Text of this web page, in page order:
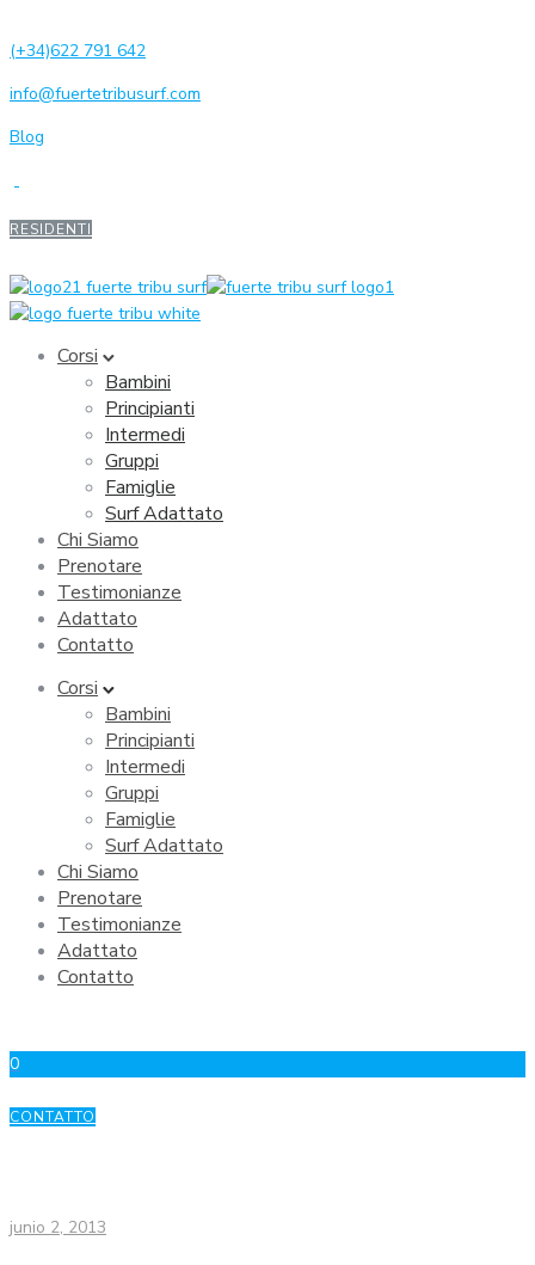
(+34)622 791 642
info@fuertetribusurf.com
Blog
RESIDENTI
Corsi
Bambini
Principianti
Intermedi
Gruppi
Famiglie
Surf Adattato
Chi Siamo
Prenotare
Testimonianze
Adattato
Contatto
Corsi
Bambini
Principianti
Intermedi
Gruppi
Famiglie
Surf Adattato
Chi Siamo
Prenotare
Testimonianze
Adattato
Contatto
0
CONTATTO
junio 2, 2013